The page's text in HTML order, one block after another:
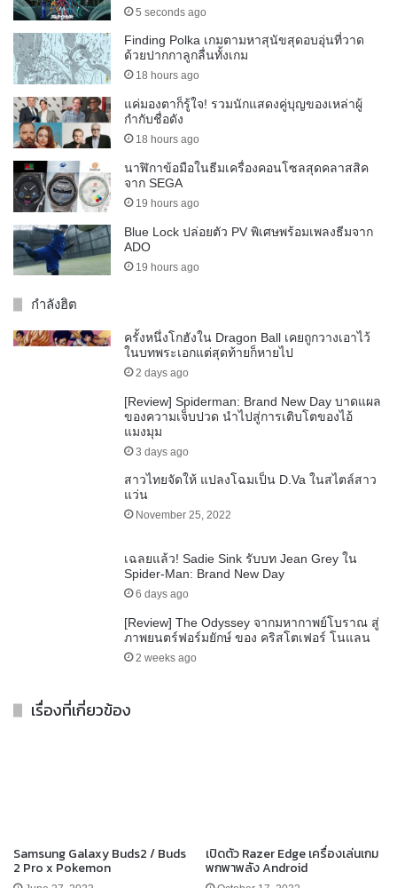
5 seconds ago
Finding Polka เกมตามหาสุนัขสุดอบอุ่นที่วาด
ด้วยปากกาลูกลื่นทั้งเกม
18 hours ago
แค่มองตาก็รู้ใจ! รวมนักแสดงคู่บุญของเหล่าผู้
กำกับชื่อดัง
18 hours ago
นาฬิกาข้อมือในธีมเครื่องคอนโซลสุดคลาสสิค
จาก SEGA
19 hours ago
Blue Lock ปล่อยตัว PV พิเศษพร้อมเพลงธีมจาก
ADO
19 hours ago
กำลังฮิต
ครั้งหนึ่งโกฮังใน Dragon Ball เคยถูกวางเอาไว้
ในบทพระเอกแต่สุดท้ายก็หายไป
2 days ago
[Review] Spiderman: Brand New Day บาดแผล
ของความเจ็บปวด นำไปสู่การเติบโตของไอ้
แมงมุม
3 days ago
สาวไทยจัดให้ แปลงโฉมเป็น D.Va ในสไตล์สาว
แว่น
November 25, 2022
เฉลยแล้ว! Sadie Sink รับบท Jean Grey ใน
Spider-Man: Brand New Day
6 days ago
[Review] The Odyssey จากมหากาพย์โบราณ สู่
ภาพยนตร์ฟอร์มยักษ์ ของ คริสโตเฟอร์ โนแลน
2 weeks ago
เรื่องที่เกี่ยวข้อง
Samsung Galaxy Buds2 / Buds
2 Pro x Pokemon
เปิดตัว Razer Edge เครื่องเล่นเกม
พกพาพลัง Android